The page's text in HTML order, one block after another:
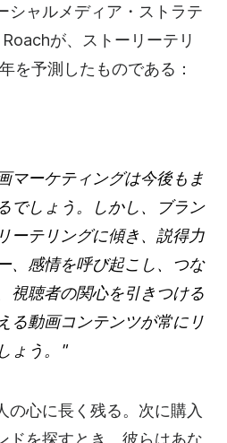
シャルメディア・ストラテ
が、ストーリーテリ
を予測したものである：
マーケティングは今後もま
でしょう。しかし、ブラン
ーテリングに傾き、説得力
、感情を呼び起こし、つな
視聴者の関心を引きつける
る動画コンテンツが常にリ
ょう。"
の心に長く残る。次に購入
ドを探すとき、彼らはあな